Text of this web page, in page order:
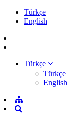
Türkçe
English
Türkçe
Türkçe
English